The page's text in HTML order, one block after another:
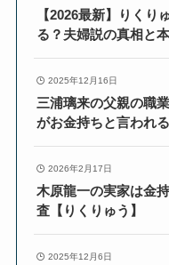
【2026最新】りくり
る？夫婦説の真相と
2025年12月16日
三浦璃来の父親の職
がお金持ちと言われ
2026年2月17日
木原龍一の実家は金
査【りくりゅう】
2025年12月6日